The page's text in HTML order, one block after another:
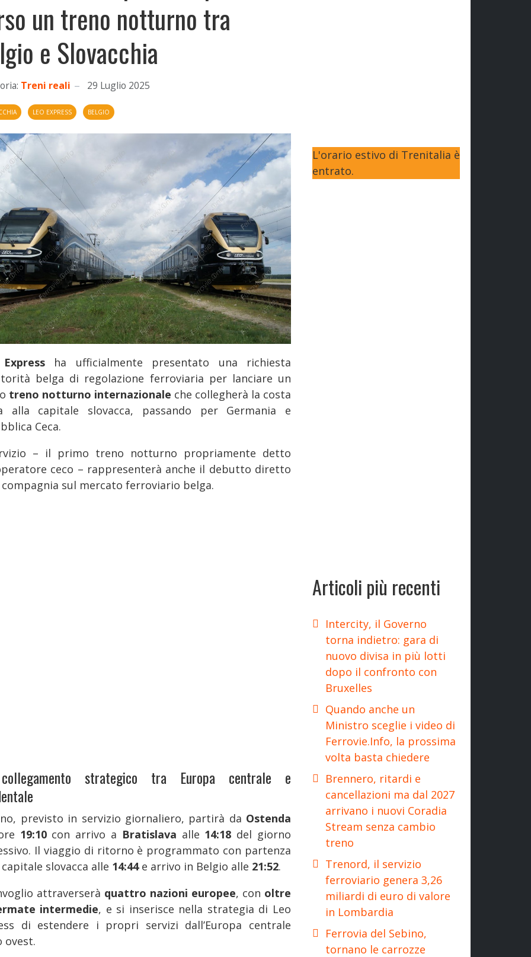
un treno notturno tra
e Slovacchia
Treni reali 29 Luglio 2025
LEO EXPRESS BELGIO
ha ufficialmente presentato una richiesta
belga di regolazione ferroviaria per lanciare un
treno notturno internazionale che collegherà la costa
alla capitale slovacca, passando per Germania e
Ceca.
– il primo treno notturno propriamente detto
ceco – rappresenterà anche il debutto diretto
compagnia sul mercato ferroviario belga.
strategico tra Europa centrale e
previsto in servizio giornaliero, partirà da Ostenda
19:10con arrivo a Bratislava alle 14:18 del giorno
Il viaggio di ritorno è programmato con partenza
slovacca alle 14:44e arrivo in Belgio alle 21:52.
attraverserà quattro nazioni europee, con oltre
intermedie, e si inserisce nella strategia di Leo
di estendere i propri servizi dall’Europa centrale
ovest.
L'orario estivo di Trenitalia è
entrato.
Articoli più recenti
Intercity, il Governo
torna indietro: gara di
nuovo divisa in più lotti
dopo il confronto con
Bruxelles
Quando anche un
Ministro sceglie i video di
Ferrovie.Info, la prossima
volta basta chiedere
Brennero, ritardi e
cancellazioni ma dal 2027
arrivano i nuovi Coradia
Stream senza cambio
treno
Trenord, il servizio
ferroviario genera 3,26
miliardi di euro di valore
in Lombardia
Ferrovia del Sebino,
tornano le carrozze